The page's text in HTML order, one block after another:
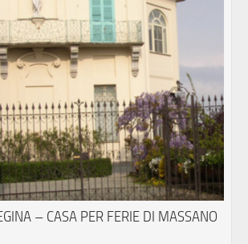
– CASA PER FERIE DI MASSANO